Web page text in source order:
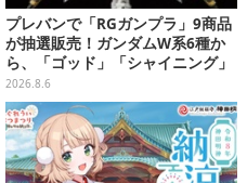
プレバンで「RGガンプラ」9商品
が抽選販売！ガンダムW系6種か
ら、「ゴッド」「シャイニング」
まで
2026.8.6